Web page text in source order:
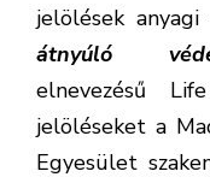
jelölések
átnyúló
elnevezésű
jelöléseket a
Egyesület